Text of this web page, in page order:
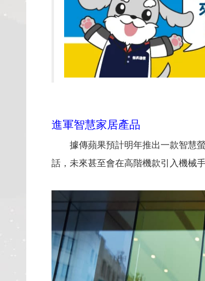
進軍智慧家居產品
據傳蘋果預計明年推出一款智慧
話，未來甚至會在高階機款引入機械